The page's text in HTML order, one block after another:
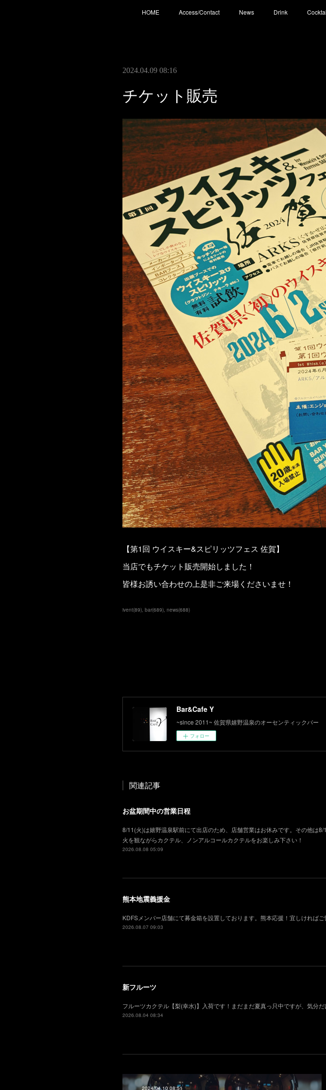
HOME Access/Contact News Drink
2024.04.09 08:16
チケット販売
【第1回 ウイスキー&スピリッツフェス 佐賀】
当店でもチケット販売開始しました！
皆様お誘い合わせの上是非ご来場くださいませ！
ivent(89) bar(689) news(688)
Bar&Cafe Y
~since 2011~ 佐賀県嬉野温泉のオーセンティックバー
フォロー
関連記事
お盆期間中の営業日程
8/11(火)は嬉野温泉駅前にて出店のため、店舗営業はお休みです。その他は
火を観ながらカクテル、ノンアルコールカクテルをお楽しみ下さい！
2026.08.08 05:09
熊本地震義援金
KDFSメンバー店舗にて募金箱を設置しております。熊本応援！宜しければご
2026.08.07 09:03
新フルーツ
フルーツカクテル【梨(幸水)】入荷です！まだまだ夏真っ只中ですが、気分だ
2026.08.04 08:34
2024.04.10 08:51